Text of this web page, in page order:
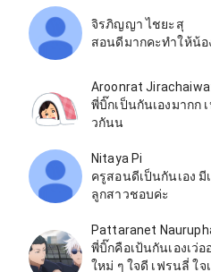
จิรภิญญา ไชยะสุ
สอนดีมากคะทำให้น้อ
Aroonrat
พี่บิ๊กเป็นกันเองมากก
วกันน
Nitaya Pi
ครูสอนดีเป็นกันเอง
ลูกสาวชอบค่ะ
Pattaranet
พี่บิ๊กคือเป้นกันเองเว่
ใหม่ ๆ ใจดี เฟรนลี่ ใ